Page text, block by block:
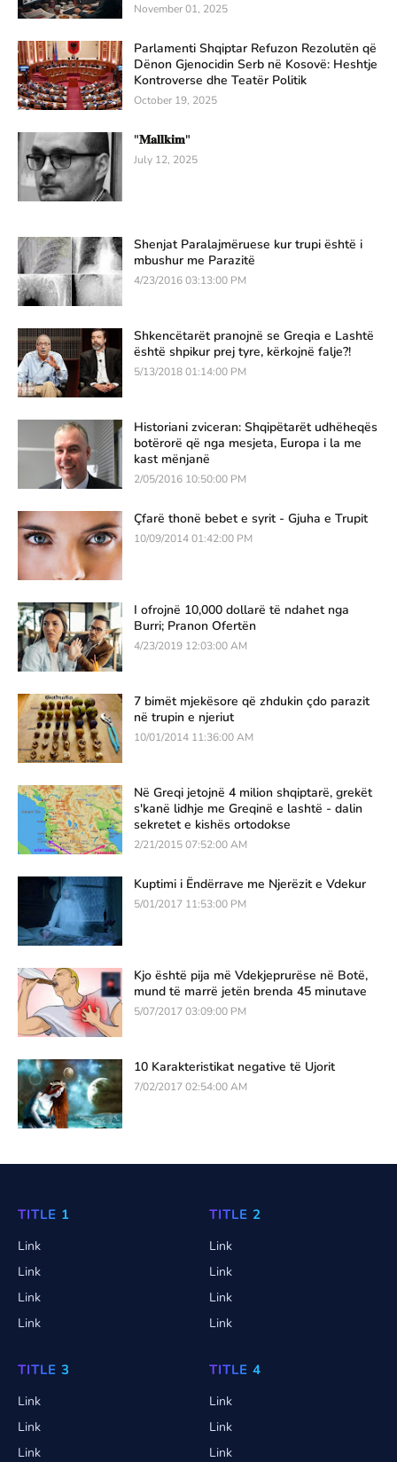
November 01, 2025
Parlamenti Shqiptar Refuzon Rezolutën që
Dënon Gjenocidin Serb në Kosovë: Heshtje
Kontroverse dhe Teatër Politik
October 19, 2025
"𝐌𝐚𝐥𝐥𝐤𝐢𝐦"
July 12, 2025
Shenjat Paralajmëruese kur trupi është i
mbushur me Parazitë
4/23/2016 03:13:00 PM
Shkencëtarët pranojnë se Greqia e Lashtë
është shpikur prej tyre, kërkojnë falje?!
5/13/2018 01:14:00 PM
Historiani zviceran: Shqipëtarët udhëheqës
botërorë që nga mesjeta, Europa i la me
kast mënjanë
2/05/2016 10:50:00 PM
Çfarë thonë bebet e syrit - Gjuha e Trupit
10/09/2014 01:42:00 PM
I ofrojnë 10,000 dollarë të ndahet nga
Burri; Pranon Ofertën
4/23/2019 12:03:00 AM
7 bimët mjekësore që zhdukin çdo parazit
në trupin e njeriut
10/01/2014 11:36:00 AM
Në Greqi jetojnë 4 milion shqiptarë, grekët
s'kanë lidhje me Greqinë e lashtë - dalin
sekretet e kishës ortodokse
2/21/2015 07:52:00 AM
Kuptimi i Ëndërrave me Njerëzit e Vdekur
5/01/2017 11:53:00 PM
Kjo është pija më Vdekjeprurëse në Botë,
mund të marrë jetën brenda 45 minutave
5/07/2017 03:09:00 PM
10 Karakteristikat negative të Ujorit
7/02/2017 02:54:00 AM
TITLE 1
Link
Link
Link
Link
TITLE 2
Link
Link
Link
Link
TITLE 3
Link
Link
Link
TITLE 4
Link
Link
Link